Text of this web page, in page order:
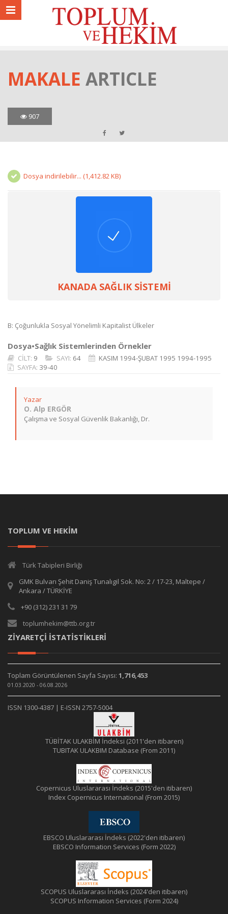
MAKALE ARTICLE
907
Dosya indirilebilir... (1,412.82 KB)
KANADA SAĞLIK SİSTEMİ
B: Çoğunlukla Sosyal Yönelimli Kapitalist Ülkeler
Dosya•Sağlık Sistemlerinden Örnekler
CİLT: 9 SAYI: 64
KASIM 1994-ŞUBAT 1995 1994-1995
SAYFA: 39-40
Yazar
O. Alp ERGÖR
Çalışma ve Sosyal Güvenlik Bakanlığı, Dr.
TOPLUM VE HEKİM
Türk Tabipleri Birliği
GMK Bulvarı Şehit Daniş Tunalıgil Sok. No: 2 / 17-23, Maltepe /
Ankara / TÜRKİYE
+90 (312) 231 31 79
toplumhekim@ttb.org.tr
ZİYARETÇİ İSTATİSTİKLERİ
Toplam Görüntülenen Sayfa Sayısı: 1,716,453
01.03.2020 - 06.08.2026
ISSN 1300-4387 | E-ISSN 2757-5004
TÜBİTAK ULAKBİM İndeksi (2011'den itibaren)
TUBITAK ULAKBIM Database (From 2011)
Copernicus Uluslararası İndeks (2015'den itibaren)
Index Copernicus International (From 2015)
EBSCO Uluslararası İndeks (2022'den itibaren)
EBSCO Information Services (Form 2022)
SCOPUS Uluslararası İndeks (2024'den itibaren)
SCOPUS Information Services (Form 2024)